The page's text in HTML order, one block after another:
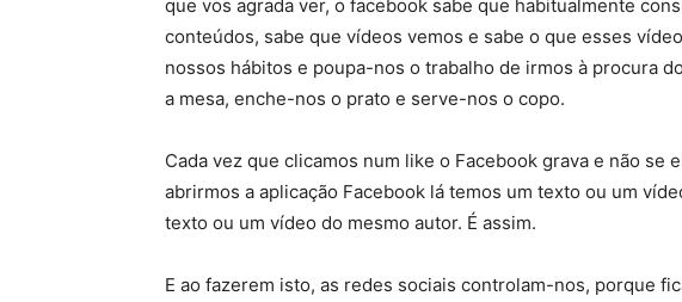
que vos agrada ver, o facebook sabe que habitualmente
conteúdos, sabe que vídeos vemos e sabe o que esses
nossos hábitos e poupa-nos o trabalho de irmos à procura
a mesa, enche-nos o prato e serve-nos o copo.
Cada vez que clicamos num like o Facebook grava e não se
abrirmos a aplicação Facebook lá temos um texto ou um
texto ou um vídeo do mesmo autor. É assim.
E ao fazerem isto, as redes sociais controlam-nos, porque